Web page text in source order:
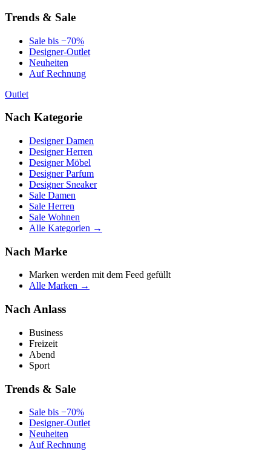
Trends & Sale
Sale bis −70%
Designer-Outlet
Neuheiten
Auf Rechnung
Outlet
Nach Kategorie
Designer Damen
Designer Herren
Designer Möbel
Designer Parfum
Designer Sneaker
Sale Damen
Sale Herren
Sale Wohnen
Alle Kategorien →
Nach Marke
Marken werden mit dem Feed gefüllt
Alle Marken →
Nach Anlass
Business
Freizeit
Abend
Sport
Trends & Sale
Sale bis −70%
Designer-Outlet
Neuheiten
Auf Rechnung